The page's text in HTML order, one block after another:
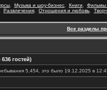
Музыка и шоу-бизнес Книги
Фильмы
Развлечения Отношения и любовь
Все разделы
гостей)
5,454, это было 19.12.2025 в